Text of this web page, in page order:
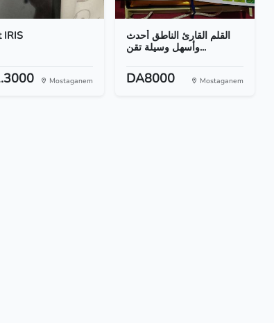
IRIS
Mostaganem
القلم القارئ الناطق أحدث
وأسهل وسيلة تقن...
DA8000 Mostaganem